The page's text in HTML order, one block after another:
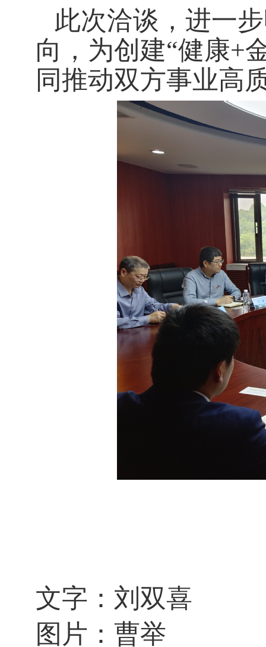
此次洽谈，进一
向，为创建“健康+
同推动双方事业高
文字：刘双喜
图片：曹举